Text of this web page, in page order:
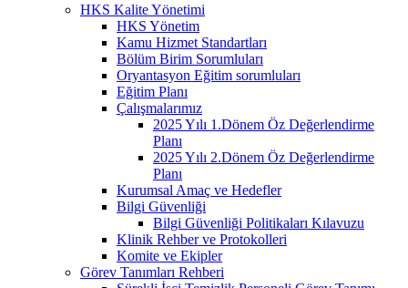
HKS Kalite Yönetimi
HKS Yönetim
Kamu Hizmet Standartları
Bölüm Birim Sorumluları
Oryantasyon Eğitim sorumluları
Eğitim Planı
Çalışmalarımız
2025 Yılı 1.Dönem Öz Değerlendirme
Planı
2025 Yılı 2.Dönem Öz Değerlendirme
Planı
Kurumsal Amaç ve Hedefler
Bilgi Güvenliği
Bilgi Güvenliği Politikaları Kılavuzu
Klinik Rehber ve Protokolleri
Komite ve Ekipler
Görev Tanımları Rehberi